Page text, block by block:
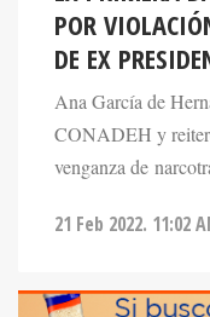
DE EX
Ana García de
CONADEH y
venganza de